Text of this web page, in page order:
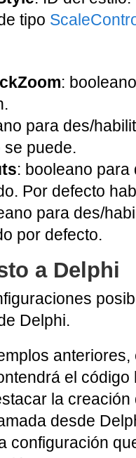
tipo
:
para des/
se puede.
: booleano para
Por defecto
para des/
por defecto.
a Delphi
Delphi.
el código
la
desde
configuración